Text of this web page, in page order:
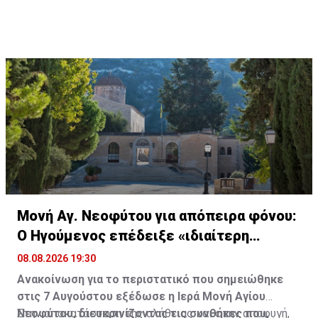
Μονή Αγ. Νεοφύτου για απόπειρα φόνου:
Ο Ηγούμενος επέδειξε «ιδιαίτερη
υπομονή»
08.08.2026 19:30
Ανακοίνωση για το περιστατικό που σημειώθηκε
στις 7 Αυγούστου εξέδωσε η Ιερά Μονή Αγίου
Νεοφύτου, διευκρινίζοντας τις συνθήκες που,
Στην αποκατάσταση της αλήθειας και στην αποφυγή,